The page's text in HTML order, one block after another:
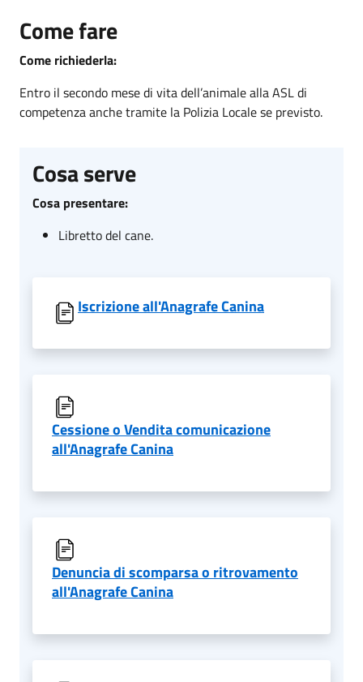
Come fare
Come richiederla:
Entro il secondo mese di vita dell’animale alla ASL di
competenza anche tramite la Polizia Locale se previsto.
Cosa serve
Cosa presentare:
Libretto del cane.
Iscrizione all'Anagrafe Canina
Cessione o Vendita comunicazione
all'Anagrafe Canina
Denuncia di scomparsa o ritrovamento
all'Anagrafe Canina